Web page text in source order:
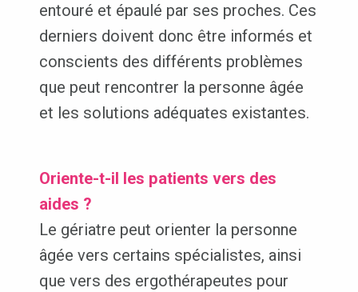
entouré et épaulé par ses proches. Ces
derniers doivent donc être informés et
conscients des différents problèmes
que peut rencontrer la personne âgée
et les solutions adéquates existantes.
Oriente-t-il les patients vers des
aides ?
Le gériatre peut orienter la personne
âgée vers certains spécialistes, ainsi
que vers des ergothérapeutes pour